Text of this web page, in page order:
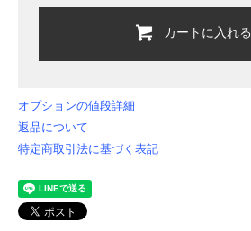
カートに入れる
オプションの値段詳細
返品について
特定商取引法に基づく表記